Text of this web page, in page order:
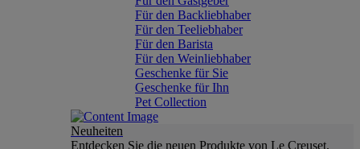
Für den Backliebhaber
Für den Teeliebhaber
Für den Barista
Für den Weinliebhaber
Geschenke für Sie
Geschenke für Ihn
Pet Collection
Neuheiten
Entdecken Sie die neuen Produkte von Le Creuset.